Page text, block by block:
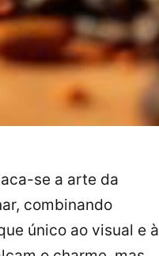
se a arte da
combinando
único ao visual e à